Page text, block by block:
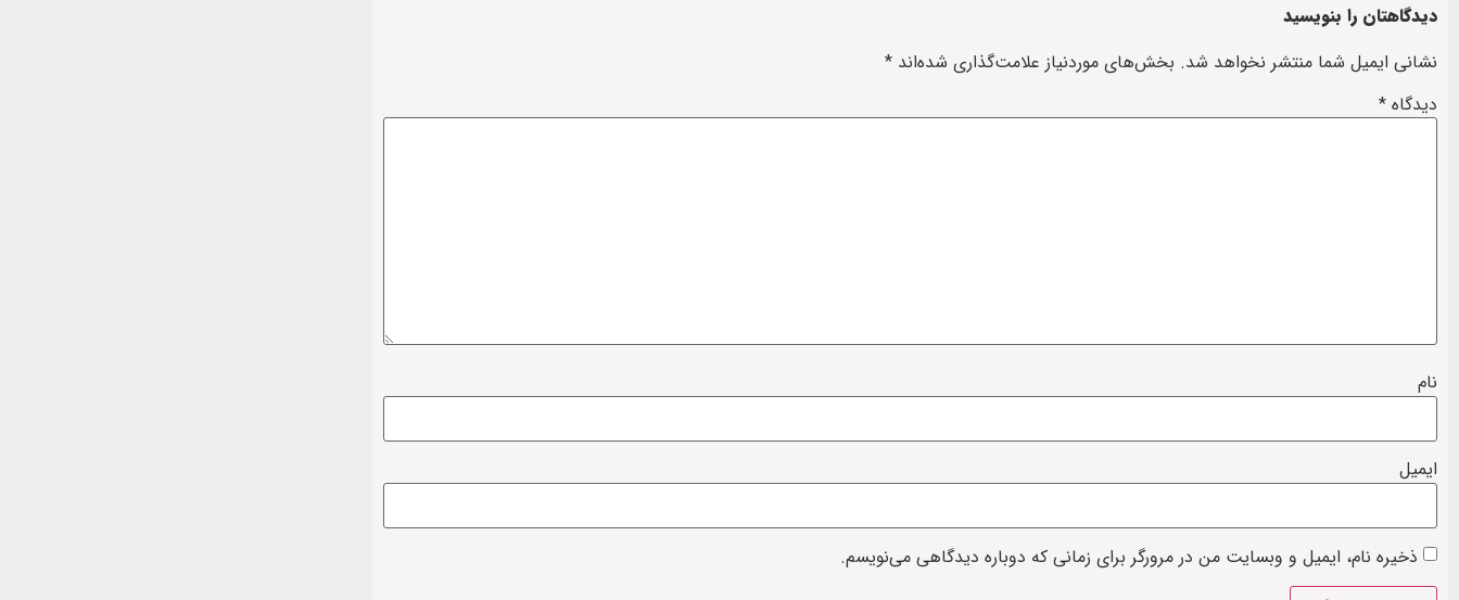
دیدگاهتان را بنویسید
نشانی ایمیل شما منتشر نخواهد شد. بخش‌های موردنیاز علامت‌گذاری شده‌اند *
دیدگاه *
نام
ایمیل
ذخیره نام، ایمیل و وبسایت من در مرورگر برای زمانی که دوباره دیدگاهی می‌نویسم.